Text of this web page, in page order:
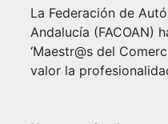
La Federación de
Andalucía (FACOAN)
‘Maestr@s del
valor la